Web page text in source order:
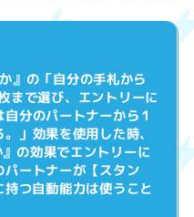
の「自分の手札から
まで選び、エントリーに
分のパートナーから１
」効果を使用した時、
の効果でエントリーに
ートナーが【スタン
つ自動能力は使うこと